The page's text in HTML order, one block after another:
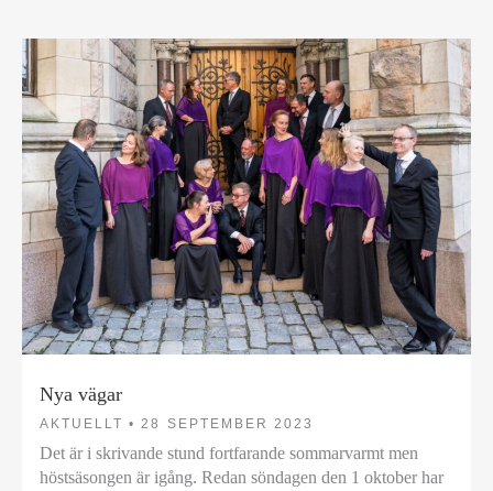
Nya vägar
AKTUELLT • 28 SEPTEMBER 2023
Det är i skrivande stund fortfarande sommarvarmt men
höstsäsongen är igång. Redan söndagen den 1 oktober har